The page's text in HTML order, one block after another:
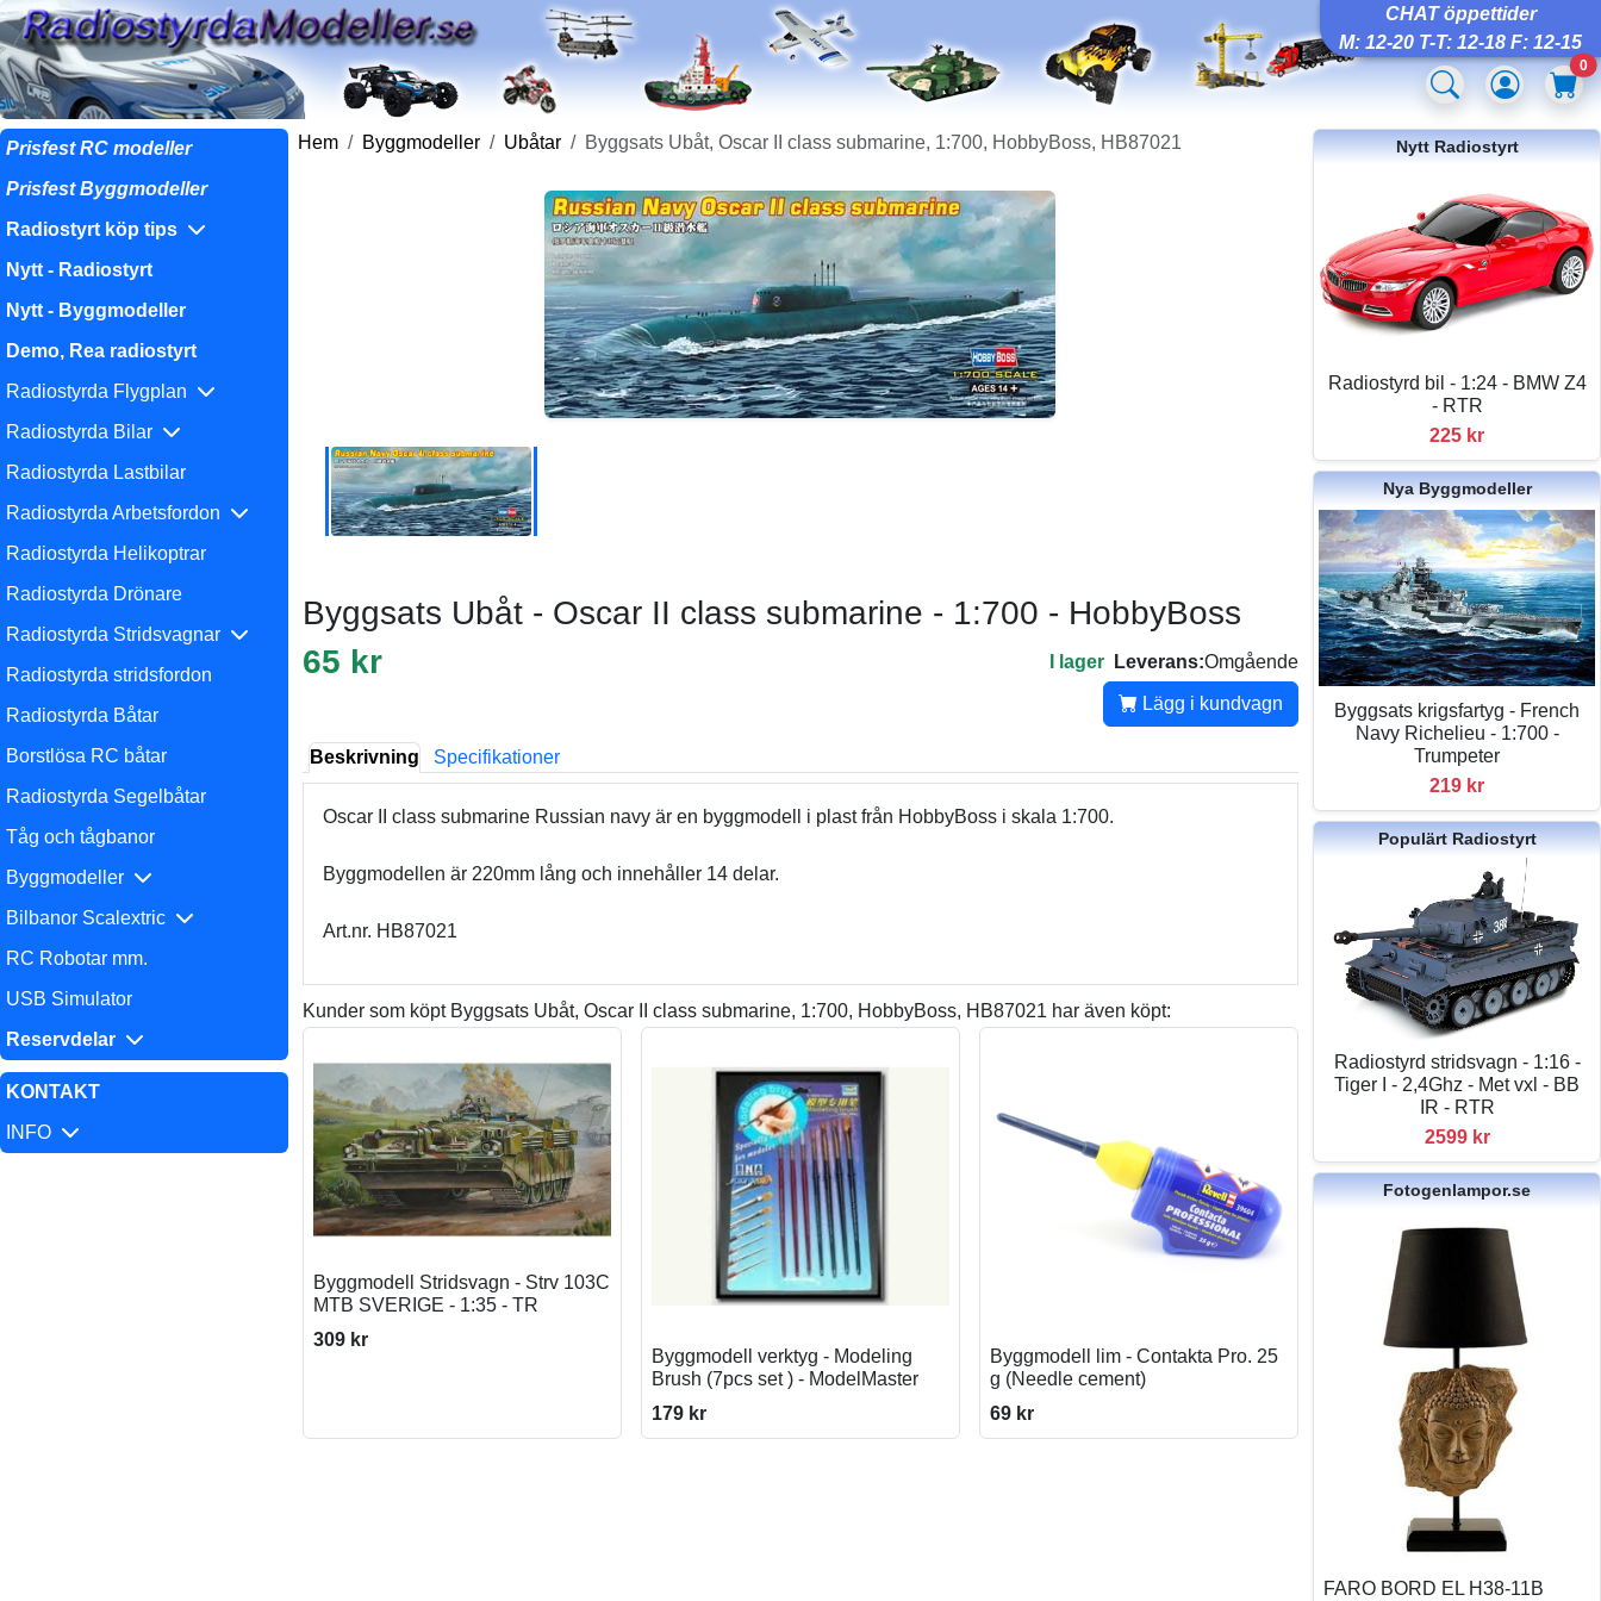
CHAT öppettider
M: 12-20 T-T: 12-18 F: 12-15
0
Prisfest RC modeller
Prisfest Byggmodeller
Radiostyrt köp tips
Nytt - Radiostyrt
Nytt - Byggmodeller
Demo, Rea radiostyrt
Radiostyrda Flygplan
Radiostyrda Bilar
Radiostyrda Lastbilar
Radiostyrda Arbetsfordon
Radiostyrda Helikoptrar
Radiostyrda Drönare
Radiostyrda Stridsvagnar
Radiostyrda stridsfordon
Radiostyrda Båtar
Borstlösa RC båtar
Radiostyrda Segelbåtar
Tåg och tågbanor
Byggmodeller
Bilbanor Scalextric
RC Robotar mm.
USB Simulator
Reservdelar
KONTAKT
INFO
Hem Byggmodeller Ubåtar Byggsats Ubåt, Oscar II class submarine, 1:700, HobbyBoss, HB87021
Byggsats Ubåt - Oscar II class submarine - 1:700 - HobbyBoss
65 kr
I lager Leverans:Omgående
Lägg i kundvagn
Beskrivning Specifikationer
Oscar II class submarine Russian navy är en byggmodell i plast från HobbyBoss i skala 1:700.
Byggmodellen är 220mm lång och innehåller 14 delar.
Art.nr. HB87021
Kunder som köpt Byggsats Ubåt, Oscar II class submarine, 1:700, HobbyBoss, HB87021 har även köpt:
Byggmodell Stridsvagn - Strv 103C
MTB SVERIGE - 1:35 - TR
309 kr
Byggmodell verktyg - Modeling
Brush (7pcs set ) - ModelMaster
179 kr
Byggmodell lim - Contakta Pro. 25
g (Needle cement)
69 kr
Nytt Radiostyrt
Radiostyrd bil - 1:24 - BMW Z4
- RTR
225 kr
Nya Byggmodeller
Byggsats krigsfartyg - French
Navy Richelieu - 1:700 -
Trumpeter
219 kr
Populärt Radiostyrt
Radiostyrd stridsvagn - 1:16 -
Tiger I - 2,4Ghz - Met vxl - BB
IR - RTR
2599 kr
Fotogenlampor.se
FARO BORD EL H38-11B